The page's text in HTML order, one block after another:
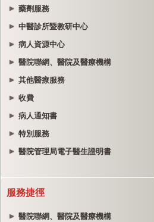
藥劑服務
中醫診所暨教研中心
病人資源中心
醫院聯網、醫院及醫療機構
其他醫療服務
收費
病人通知書
特別服務
醫院管理局電子醫生證明書
服務捷徑
醫院聯網、醫院及醫療機構